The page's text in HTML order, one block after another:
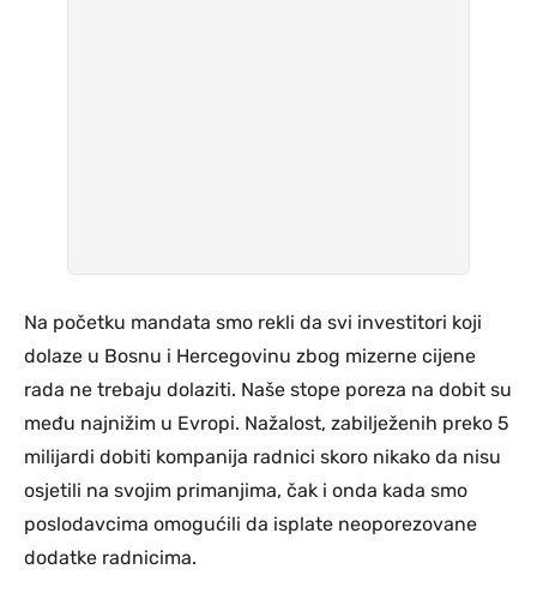
Na početku mandata smo rekli da svi investitori koji
dolaze u Bosnu i Hercegovinu zbog mizerne cijene
rada ne trebaju dolaziti. Naše stope poreza na dobit su
među najnižim u Evropi. Nažalost, zabilježenih preko 5
milijardi dobiti kompanija radnici skoro nikako da nisu
osjetili na svojim primanjima, čak i onda kada smo
poslodavcima omogućili da isplate neoporezovane
dodatke radnicima.